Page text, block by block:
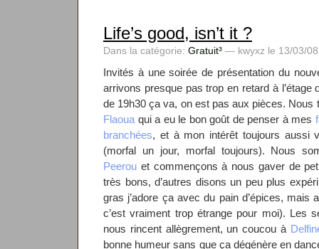
Life’s good, isn’t it ?
Dans la catégorie: Gratuit³ — kwyxz le 13/03/
Invités à une soirée de présentation du
arrivons presque pas trop en retard à l’étage
de 19h30 ça va, on est pas aux pièces. Nous
Flaoua qui a eu le bon goût de penser à mes
branchées, et à mon intérêt toujours aussi
(morfal un jour, morfal toujours). Nous
Peerou et commençons à nous gaver de
très bons, d’autres disons un peu plus
gras j’adore ça avec du pain d’épices,
c’est vraiment trop étrange pour moi). Les
nous rincent allègrement, un coucou à
bonne humeur sans que ça dégénère en